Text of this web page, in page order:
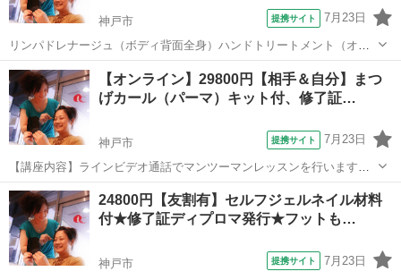
神戸市 提携サイト 7月23日
リンパドレナージュ（ボディ背面全身）ハンドトリートメント（オイ
ル）フェイスエステのこの３つの技術がついています！！激安です。
また、学科＆技術もきちんと行います。無料質問、材料もお安くお譲
りします。修了証1700円で発行！講師...
兵庫 神戸市 マッサージ
【オンライン】29800円【相手＆自分】まつ
げカール（パーマ）キット付、修了証…
神戸市 提携サイト 7月23日
【講座内容】ラインビデオ通話でマンツーマンレッスンを行います。
テキストを用いて学科と実技を行います。テキストや商材は事前に発
送いたします。その為、復習も可能です。一部の商材付きです。（ご
予約頂いた際にご案内しますが、薬剤は事...
兵庫 神戸市 メイク
24800円【友割有】セルフジェルネイル材料
付★修了証ディプロマ発行★フットも…
神戸市 提携サイト 7月23日